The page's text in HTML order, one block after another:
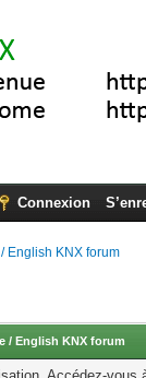
Connexion
English KNX forum
/ English KNX forum